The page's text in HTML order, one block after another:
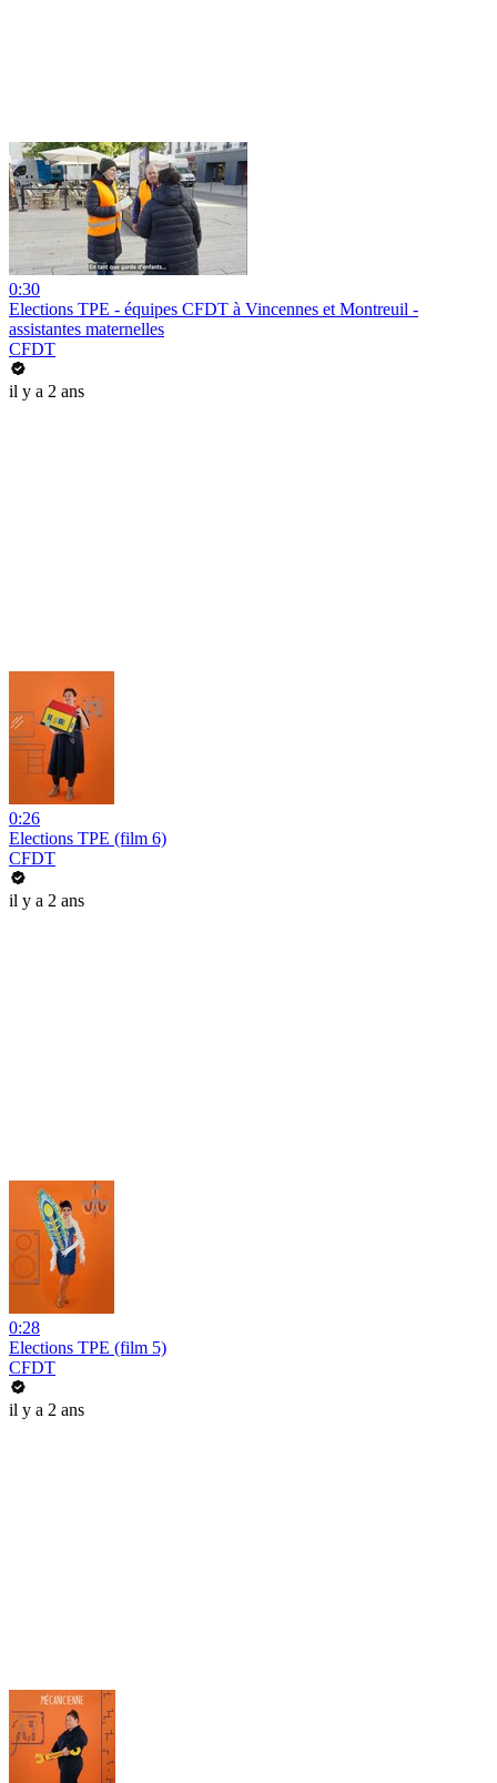
0:30
Elections TPE - équipes CFDT à Vincennes et Montreuil -
assistantes maternelles
CFDT
il y a 2 ans
0:26
Elections TPE (film 6)
CFDT
il y a 2 ans
0:28
Elections TPE (film 5)
CFDT
il y a 2 ans